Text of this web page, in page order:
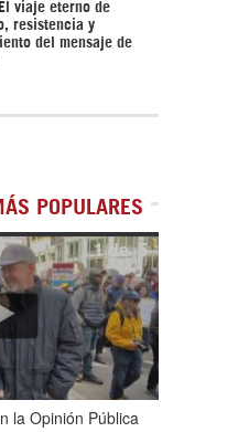
viaje eterno de
resistencia y
del mensaje de
POPULARES
1de5
la Opinión Pública